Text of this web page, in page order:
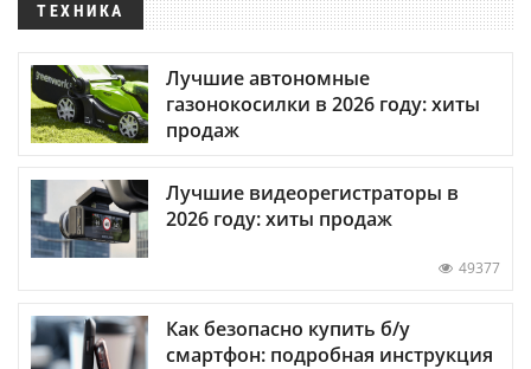
ТЕХНИКА
Лучшие автономные
газонокосилки в 2026 году: хиты
продаж
Лучшие видеорегистраторы в
2026 году: хиты продаж
49377
Как безопасно купить б/у
смартфон: подробная инструкция